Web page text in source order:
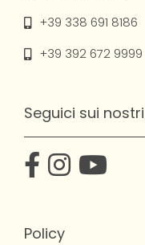
+39 338 691 8186
+39 392 672 9999
Seguici sui
Policy